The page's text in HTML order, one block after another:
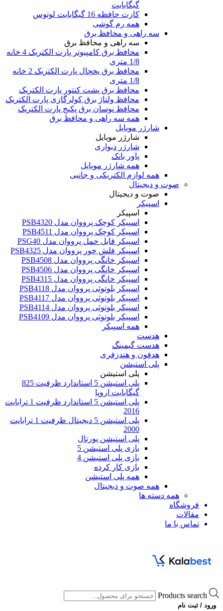
گیگابایت
کارت حافظه 16 گیگابایت لوتوس
همه رم گوشی
سه راهی و محافظ برق
سه راهی و محافظ برق
محافظ برق کامپیوتر پارت الکتریک 4 خانه
1/8 متری
محافظ برق یخچال پارت الکتریک 2 خانه
1/8 متری
محافظ برق پشت کنتور پارت الکتریک
محافظ ولتاژ برق کولرگازی پارت الکتریک
محافظ نوسان برق پکیج پارت الکتریک
همه سه راهی و محافظ برق
شارژر موبایل
شارژر موبایل
شارژر دیواری
پاور بانک
همه شارژر موبایل
همه لوازم الکتریکی و جانبی
صوت و دیجیتال
صوت و دیجیتال
اسپیکر
اسپیکر
اسپیکر کوچک پرووان مدل PSB4320
اسپیکر کوچک پرووان مدل PSB4511
اسپیکر قابل حمل پرووان مدل PSG40
اسپیکر فلش خور پرووان مدل PSB4325
اسپیکر خانگی پرووان مدل PSB4508
اسپیکر خانگی پرووان مدل PSB4506
اسپیکر خانگی پرووان مدل PSB4315
اسپیکر بلوتوثی پرووان مدل PSB4118
اسپیکر بلوتوثی پرووان مدل PSB4117
اسپیکر بلوتوثی پرووان مدل PSB4114
اسپیکر بلوتوثی پرووان مدل PSB4109
همه اسپیکر
هدست
هدست گیمینگ
هدفون و هندزفری
پلی استیشن
پلی استیشن
پلی استیشن 5 استاندارد ظرفیت 825
گیگابایت اروپا
پلی استیشن 5 استاندارد ظرفیت 1 ترابایت
2016
پلی استیشن 5 دیجیتال ظرفیت 1 ترابایت
2000
پلی استیشن پورتال
بازی پلی استیشن 5
بازی پلی استیشن 4
بازی کار کرده
همه پلی استیشن
همه صوت و دیجیتال
همه دسته ها
فروشگاه
مقالات
تماس با ما
Products search
ورود / ثبت نام